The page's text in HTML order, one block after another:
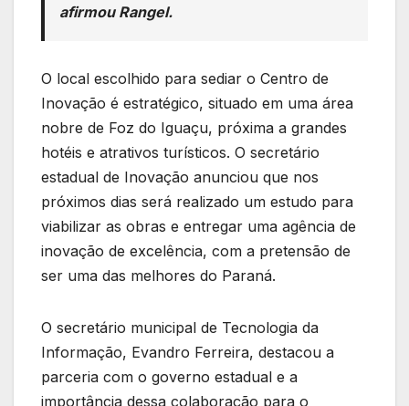
afirmou Rangel.
O local escolhido para sediar o Centro de
Inovação é estratégico, situado em uma área
nobre de Foz do Iguaçu, próxima a grandes
hotéis e atrativos turísticos. O secretário
estadual de Inovação anunciou que nos
próximos dias será realizado um estudo para
viabilizar as obras e entregar uma agência de
inovação de excelência, com a pretensão de
ser uma das melhores do Paraná.
O secretário municipal de Tecnologia da
Informação, Evandro Ferreira, destacou a
parceria com o governo estadual e a
importância dessa colaboração para o